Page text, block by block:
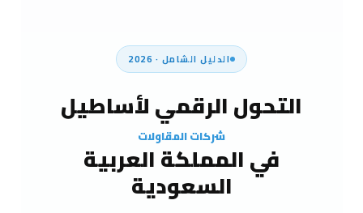
الدليل الشامل · 2026
التحول الرقمي لأساطيل
شركات المقاولات
في المملكة العربية
السعودية